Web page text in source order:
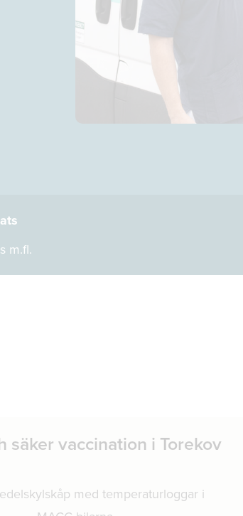
m.fl.
säker vaccination i Torekov
med temperaturloggar i